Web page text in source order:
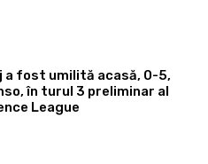
a fost umilită acasă, 0-5,
în turul 3 preliminar al
League